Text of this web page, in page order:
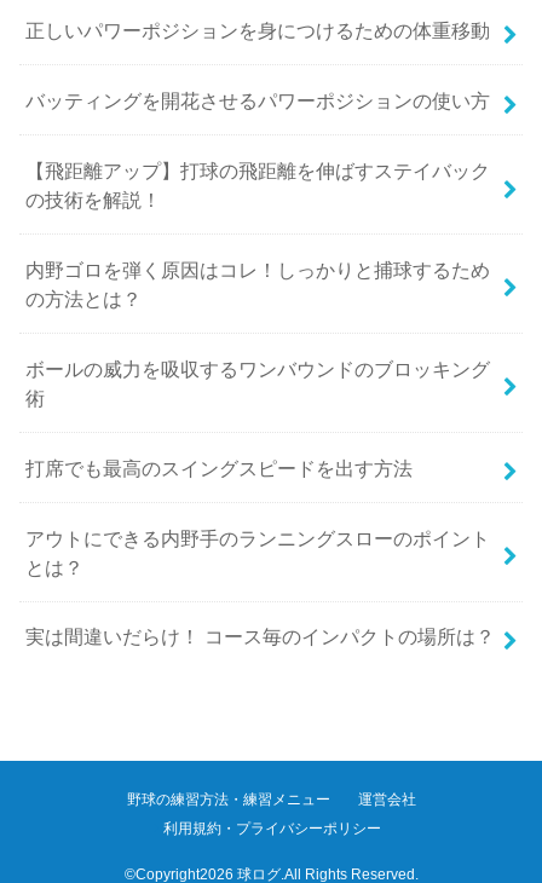
正しいパワーポジションを身につけるための体重移動
バッティングを開花させるパワーポジションの使い方
【飛距離アップ】打球の飛距離を伸ばすステイバック
の技術を解説！
内野ゴロを弾く原因はコレ！しっかりと捕球するため
の方法とは？
ボールの威力を吸収するワンバウンドのブロッキング
術
打席でも最高のスイングスピードを出す方法
アウトにできる内野手のランニングスローのポイント
とは？
実は間違いだらけ！ コース毎のインパクトの場所は？
野球の練習方法・練習メニュー
運営会社
利用規約・プライバシーポリシー
©Copyright2026 球ログ.All Rights Reserved.